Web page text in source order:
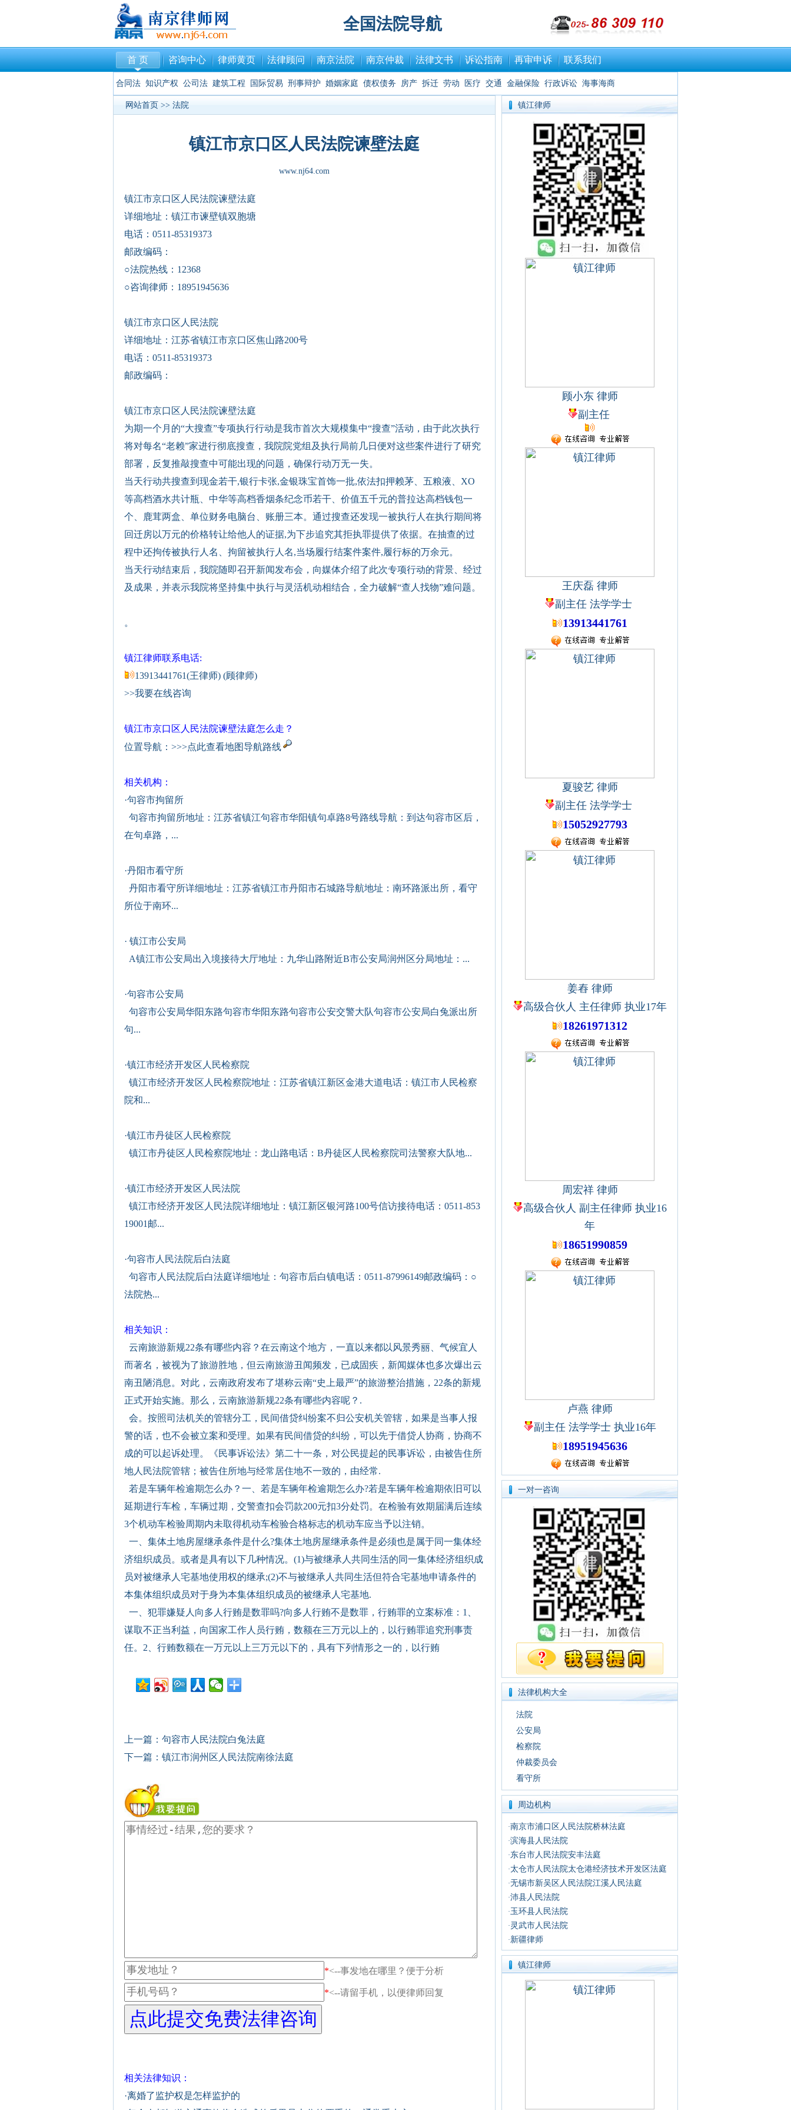
全国法院导航
首 页 咨询中心 律师黄页 法律顾问 南京法院 南京仲裁 法律文书 诉讼指南 再审申诉 联系我们
合同法 知识产权 公司法 建筑工程 国际贸易 刑事辩护 婚姻家庭 债权债务 房产 拆迁 劳动 医疗 交通 金融保险 行政诉讼 海事海商
网站首页 >> 法院
镇江市京口区人民法院谏壁法庭
www.nj64.com
镇江市京口区人民法院谏壁法庭
详细地址：镇江市谏壁镇双胞塘
电话：0511-85319373
邮政编码：
○法院热线： 12368
○咨询律师： 18951945636
镇江市京口区人民法院
详细地址：江苏省镇江市京口区焦山路200号
电话：0511-85319373
邮政编码：
镇江市京口区人民法院谏壁法庭
为期一个月的“大搜查”专项执行行动是我市首次大规模集中“搜查”活动，由于此次执行
将对每名“老赖”家进行彻底搜查，我院院党组及执行局前几日便对这些案件进行了研究
部署，反复推敲搜查中可能出现的问题，确保行动万无一失。
当天行动共搜查到现金若干,银行卡张,金银珠宝首饰一批,依法扣押赖茅、五粮液、XO
等高档酒水共计瓶、中华等高档香烟条纪念币若干、价值五千元的普拉达高档钱包一
个、鹿茸两盒、单位财务电脑台、账册三本。通过搜查还发现一被执行人在执行期间将
回迁房以万元的价格转让给他人的证据,为下步追究其拒执罪提供了依据。在抽查的过
程中还拘传被执行人名、拘留被执行人名,当场履行结案件案件,履行标的万余元。
当天行动结束后，我院随即召开新闻发布会，向媒体介绍了此次专项行动的背景、经过
及成果，并表示我院将坚持集中执行与灵活机动相结合，全力破解“查人找物”难问题。
。
镇江律师联系电话:
13913441761(王律师) (顾律师)
>>我要在线咨询
镇江市京口区人民法院谏壁法庭怎么走？
位置导航：>>>点此查看地图导航路线
相关机构：
·句容市拘留所
句容市拘留所地址：江苏省镇江句容市华阳镇句卓路8号路线导航：到达句容市区后，
在句卓路，...
·丹阳市看守所
丹阳市看守所详细地址：江苏省镇江市丹阳市石城路导航地址：南环路派出所，看守
所位于南环...
· 镇江市公安局
A镇江市公安局出入境接待大厅地址：九华山路附近B市公安局润州区分局地址：...
·句容市公安局
句容市公安局华阳东路句容市华阳东路句容市公安交警大队句容市公安局白兔派出所
句...
·镇江市经济开发区人民检察院
镇江市经济开发区人民检察院地址：江苏省镇江新区金港大道电话：镇江市人民检察
院和...
·镇江市丹徒区人民检察院
镇江市丹徒区人民检察院地址：龙山路电话：B丹徒区人民检察院司法警察大队地...
·镇江市经济开发区人民法院
镇江市经济开发区人民法院详细地址：镇江新区银河路100号信访接待电话：0511-853
19001邮...
·句容市人民法院后白法庭
句容市人民法院后白法庭详细地址：句容市后白镇电话：0511-87996149邮政编码：○
法院热...
相关知识：
云南旅游新规22条有哪些内容？在云南这个地方，一直以来都以风景秀丽、气候宜人
而著名，被视为了旅游胜地，但云南旅游丑闻频发，已成固疾，新闻媒体也多次爆出云
南丑陋消息。对此，云南政府发布了堪称云南“史上最严”的旅游整治措施，22条的新规
正式开始实施。那么，云南旅游新规22条有哪些内容呢？.
会。按照司法机关的管辖分工，民间借贷纠纷案不归公安机关管辖，如果是当事人报
警的话，也不会被立案和受理。如果有民间借贷的纠纷，可以先于借贷人协商，协商不
成的可以起诉处理。《民事诉讼法》第二十一条，对公民提起的民事诉讼，由被告住所
地人民法院管辖；被告住所地与经常居住地不一致的，由经常.
若是车辆年检逾期怎么办？一、若是车辆年检逾期怎么办?若是车辆年检逾期依旧可以
延期进行车检，车辆过期，交警查扣会罚款200元扣3分处罚。在检验有效期届满后连续
3个机动车检验周期内未取得机动车检验合格标志的机动车应当予以注销。
一、集体土地房屋继承条件是什么?集体土地房屋继承条件是必须也是属于同一集体经
济组织成员。或者是具有以下几种情况。(1)与被继承人共同生活的同一集体经济组织成
员对被继承人宅基地使用权的继承;(2)不与被继承人共同生活但符合宅基地申请条件的
本集体组织成员对于身为本集体组织成员的被继承人宅基地.
一、犯罪嫌疑人向多人行贿是数罪吗?向多人行贿不是数罪，行贿罪的立案标准：1、
谋取不正当利益，向国家工作人员行贿，数额在三万元以上的，以行贿罪追究刑事责
任。2、行贿数额在一万元以上三万元以下的，具有下列情形之一的，以行贿
上一篇：句容市人民法院白兔法庭
下一篇：镇江市润州区人民法院南徐法庭
*<--事发地在哪里？便于分析
*<--请留手机，以便律师回复
相关法律知识：
·离婚了监护权是怎样监护的
镇江律师
顾小东 律师
副主任
王庆磊 律师
副主任 法学学士
13913441761
夏骏艺 律师
副主任 法学学士
15052927793
姜舂 律师
高级合伙人 主任律师 执业17年
18261971312
周宏祥 律师
高级合伙人 副主任律师 执业16
年
18651990859
卢燕 律师
副主任 法学学士 执业16年
18951945636
一对一咨询
法律机构大全
法院
公安局
检察院
仲裁委员会
看守所
周边机构
·南京市浦口区人民法院桥林法庭
·滨海县人民法院
·东台市人民法院安丰法庭
·太仓市人民法院太仓港经济技术开发区法庭
·无锡市新吴区人民法院江溪人民法庭
·沛县人民法院
·玉环县人民法院
· 灵武市人民法院
·新疆律师
镇江律师